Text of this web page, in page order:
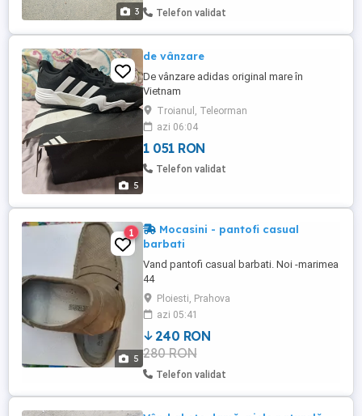
3 Telefon validat
5
de vânzare
De vânzare adidas original mare în
Vietnam
Troianul, Teleorman
azi 06:04
1 051 RON
Telefon validat
5
1
Mocasini - pantofi casual
barbati
Vand pantofi casual barbati. Noi -marimea
44
Ploiesti, Prahova
azi 05:41
240 RON
280 RON
Telefon validat